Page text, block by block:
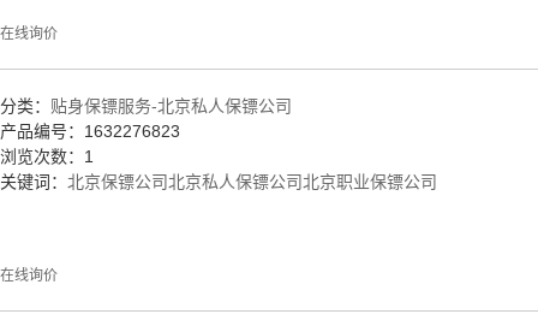
在线询价
分类： 贴身保镖服务-北京私人保镖公司
产品编号：1632276823
浏览次数：1
关键词： 北京保镖公司北京私人保镖公司北京职业保镖公司
在线询价